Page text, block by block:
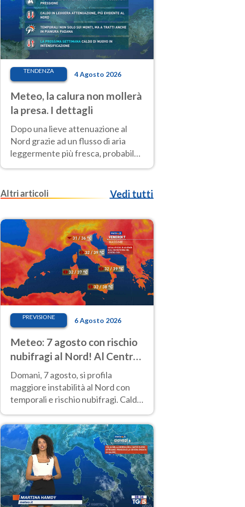
TENDENZA 4 Agosto 2026
Meteo, la calura non mollerà
la presa. I dettagli
Dopo una lieve attenuazione al
Nord grazie ad un flusso di aria
leggermente più fresca, probabile
nuovo rinforzo dell’anticiclone
Altri articoli
Vedi tutti
PREVISIONE 6 Agosto 2026
Meteo: 7 agosto con rischio
nubifragi al Nord! Al Centro-
Sud caldo estremo
Domani, 7 agosto, si profila
maggiore instabilità al Nord con
temporali e rischio nubifragi. Caldo
previsioni.